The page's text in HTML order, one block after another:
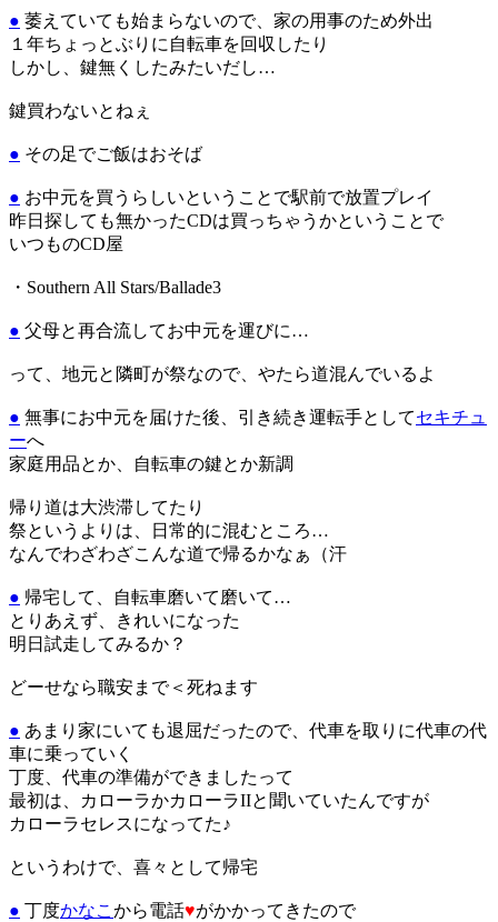
● 萎えていても始まらないので、家の用事のため外出
１年ちょっとぶりに自転車を回収したり
しかし、鍵無くしたみたいだし…
鍵買わないとねぇ
● その足でご飯はおそば
● お中元を買うらしいということで駅前で放置プレイ
昨日探しても無かったCDは買っちゃうかということで
いつものCD屋
・Southern All Stars/Ballade3
● 父母と再合流してお中元を運びに…
って、地元と隣町が祭なので、やたら道混んでいるよ
● 無事にお中元を届けた後、引き続き運転手としてセキチュ
ーへ
家庭用品とか、自転車の鍵とか新調
帰り道は大渋滞してたり
祭というよりは、日常的に混むところ…
なんでわざわざこんな道で帰るかなぁ（汗
● 帰宅して、自転車磨いて磨いて…
とりあえず、きれいになった
明日試走してみるか？
どーせなら職安まで＜死ねます
● あまり家にいても退屈だったので、代車を取りに代車の代
車に乗っていく
丁度、代車の準備ができましたって
最初は、カローラかカローラIIと聞いていたんですが
カローラセレスになってた♪
というわけで、喜々として帰宅
● 丁度かなこ から電話♥がかかってきたので